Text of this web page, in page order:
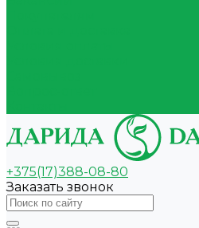
+375(17)388-08-80
Заказать звонок